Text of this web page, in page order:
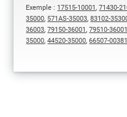
Exemple : 17515-10001,71430-
35000, 571AS-35003,83102-
36003,79150-36001,79510-
35000,44520-35000,66507-